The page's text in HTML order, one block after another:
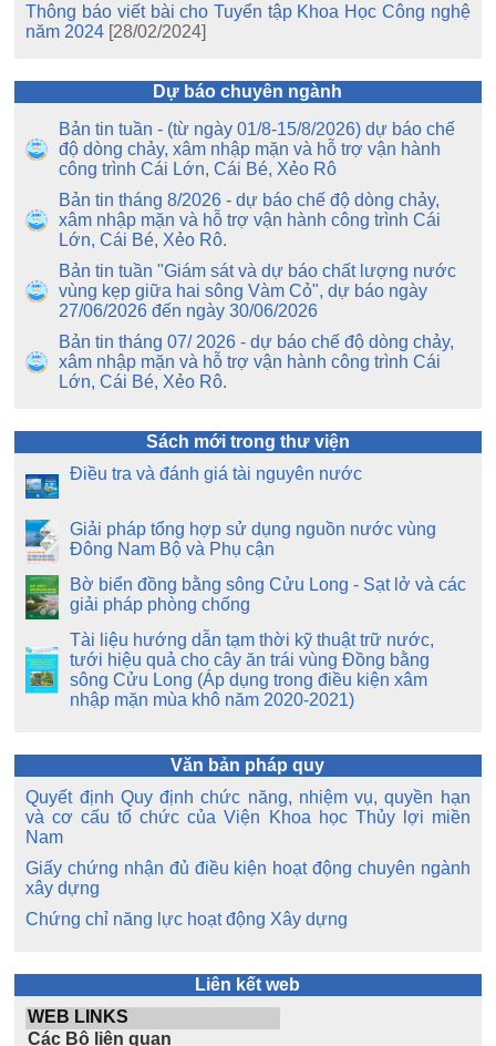
Thông báo viết bài cho Tuyển tập Khoa Học Công nghệ
năm 2024 [28/02/2024]
Dự báo chuyên ngành
Bản tin tuần - (từ ngày 01/8-15/8/2026) dự báo chế
độ dòng chảy, xâm nhập mặn và hỗ trợ vận hành
công trình Cái Lớn, Cái Bé, Xẻo Rô
Bản tin tháng 8/2026 - dự báo chế độ dòng chảy,
xâm nhập mặn và hỗ trợ vận hành công trình Cái
Lớn, Cái Bé, Xẻo Rô.
Bản tin tuần "Giám sát và dự báo chất lượng nước
vùng kẹp giữa hai sông Vàm Cỏ", dự báo ngày
27/06/2026 đến ngày 30/06/2026
Bản tin tháng 07/ 2026 - dự báo chế độ dòng chảy,
xâm nhập mặn và hỗ trợ vận hành công trình Cái
Lớn, Cái Bé, Xẻo Rô.
Sách mới trong thư viện
Điều tra và đánh giá tài nguyên nước
Giải pháp tổng hợp sử dụng nguồn nước vùng
Đông Nam Bộ và Phụ cận
Bờ biển đồng bằng sông Cửu Long - Sạt lở và các
giải pháp phòng chống
Tài liệu hướng dẫn tạm thời kỹ thuật trữ nước,
tưới hiệu quả cho cây ăn trái vùng Đồng bằng
sông Cửu Long (Áp dụng trong điều kiện xâm
nhập mặn mùa khô năm 2020-2021)
Văn bản pháp quy
Quyết định Quy định chức năng, nhiệm vụ, quyền hạn
và cơ cấu tổ chức của Viện Khoa học Thủy lợi miền
Nam
Giấy chứng nhận đủ điều kiện hoạt động chuyên ngành
xây dựng
Chứng chỉ năng lực hoạt động Xây dựng
Liên kết web